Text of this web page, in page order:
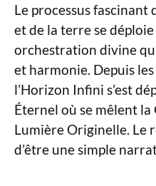
Le processus
et de la terre se
orchestration divine
et harmonie. Depuis
l’Horizon Infini s’est
Éternel où se mêlent
Lumière Originelle. Le
d’être une simple